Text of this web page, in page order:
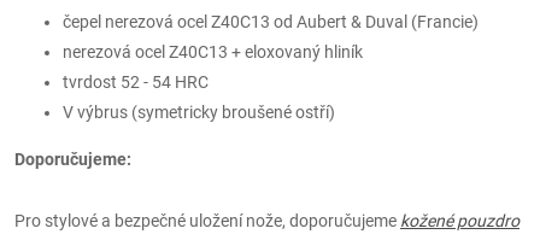
čepel nerezová ocel Z40C13 od Aubert & Duval (Francie)
nerezová ocel Z40C13 + eloxovaný hliník
tvrdost 52 - 54 HRC
V výbrus (symetricky broušené ostří)
Doporučujeme:
Pro stylové a bezpečné uložení nože, doporučujeme kožené pouzdro